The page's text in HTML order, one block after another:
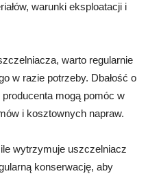
warunki eksploatacji i
warto regularnie
w razie potrzeby. Dbałość o
mogą pomóc w
i kosztownych napraw.
wytrzymuje uszczelniacz
konserwację, aby